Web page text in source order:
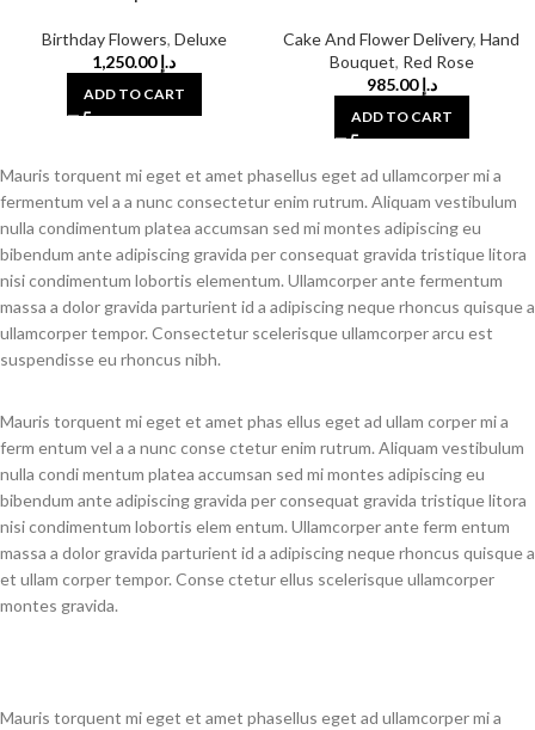
Birthday Flowers, Deluxe
د.إ1,250.00
ADD TO CART
Cake And Flower Delivery, Hand
Bouquet, Red Rose
د.إ985.00
ADD TO CART
Mauris torquent mi eget et amet phasellus eget ad ullamcorper mi a
fermentum vel a a nunc consectetur enim rutrum. Aliquam vestibulum
nulla condimentum platea accumsan sed mi montes adipiscing eu
bibendum ante adipiscing gravida per consequat gravida tristique litora
nisi condimentum lobortis elementum. Ullamcorper ante fermentum
massa a dolor gravida parturient id a adipiscing neque rhoncus quisque a
ullamcorper tempor. Consectetur scelerisque ullamcorper arcu est
suspendisse eu rhoncus nibh.
Mauris torquent mi eget et amet phas ellus eget ad ullam corper mi a
ferm entum vel a a nunc conse ctetur enim rutrum. Aliquam vestibulum
nulla condi mentum platea accumsan sed mi montes adipiscing eu
bibendum ante adipiscing gravida per consequat gravida tristique litora
nisi condimentum lobortis elem entum. Ullamcorper ante ferm entum
massa a dolor gravida parturient id a adipiscing neque rhoncus quisque a
et ullam corper tempor. Conse ctetur ellus scelerisque ullamcorper
montes gravida.
Mauris torquent mi eget et amet phasellus eget ad ullamcorper mi a